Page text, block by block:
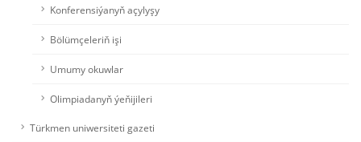
Konferensiýanyň açylyşy
Bölümçeleriň işi
Umumy okuwlar
Olimpiadanyň ýeňijileri
Türkmen uniwersiteti gazeti